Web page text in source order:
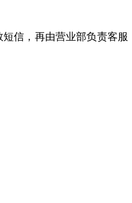
信，再由营业部负责客服